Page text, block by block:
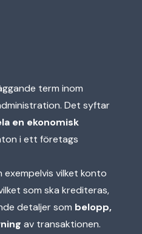
term inom
Det syftar
en ekonomisk
i ett företags
exempelvis vilket konto
som ska krediteras,
detaljer som belopp,
av transaktionen.